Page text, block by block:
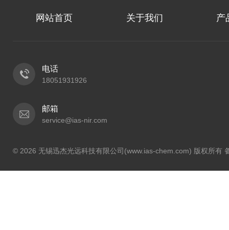
网站首页 关于我们 产
电话
18051931926
邮箱
service@ias-nir.com
© 2026 无锡迅杰光远科技有限公司(www.ias-chem.com) 版权所有